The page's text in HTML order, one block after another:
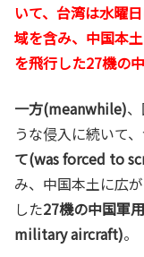
いて、台湾は水曜
域を含み、中国本
を飛行した27機の
一方(meanwhile)
うな侵入に続いて
て(was forced to
み、中国本土に広
した27機の中国軍
military aircraft)。